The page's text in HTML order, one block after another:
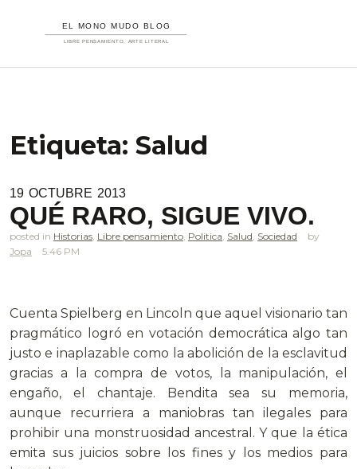
Etiqueta: Salud
19 OCTUBRE 2013
QUÉ RARO, SIGUE VIVO.
posted in Historias Libre pensamiento Politica Salud Sociedad
Jopa
5.46 PM
Cuenta Spielberg en Lincoln que aquel visionario tan
pragmático logró en votación democrática algo tan
justo e inaplazable como la abolición de la esclavitud
gracias a la compra de votos, la manipulación, el
engaño, el chantaje. Bendita sea su memoria,
aunque recurriera a maniobras tan ilegales para
prohibir una monstruosidad ancestral. Y que la ética
emita sus juicios sobre los fines y los medios para